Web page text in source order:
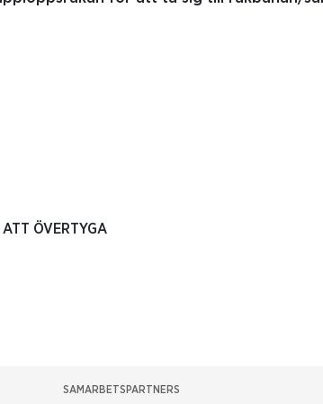
ÖVERTYGA
SAMARBETSPARTNERS